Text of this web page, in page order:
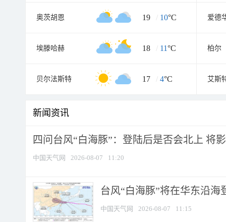
奥茨胡恩 19 / 10°C 爱德
埃滕哈赫 18 / 11°C 柏尔
贝尔法斯特 17 / 4°C 艾斯
新闻资讯
四问台风“白海豚”：登陆后是否会北上 将
中国天气网 2026-08-07 11:20
台风“白海豚”将在华东沿
中国天气网 2026-08-07 11:15